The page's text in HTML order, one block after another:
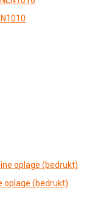
oplage (bedrukt)